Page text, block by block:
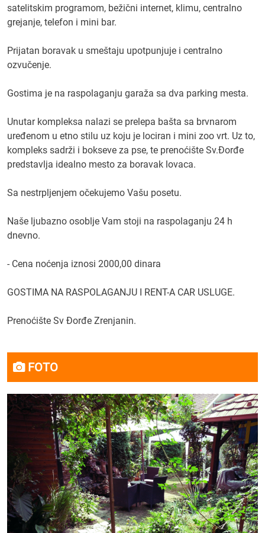
satelitskim programom, bežični internet, klimu, centralno
grejanje, telefon i mini bar.
Prijatan boravak u smeštaju upotpunjuje i centralno
ozvučenje.
Gostima je na raspolaganju garaža sa dva parking mesta.
Unutar kompleksa nalazi se prelepa bašta sa brvnarom
uređenom u etno stilu uz koju je lociran i mini zoo vrt. Uz to,
kompleks sadrži i bokseve za pse, te prenoćište Sv.Đorđe
predstavlja idealno mesto za boravak lovaca.
Sa nestrpljenjem očekujemo Vašu posetu.
Naše ljubazno osoblje Vam stoji na raspolaganju 24 h
dnevno.
- Cena noćenja iznosi 2000,00 dinara
GOSTIMA NA RASPOLAGANJU I RENT-A CAR USLUGE.
Prenoćište Sv Đorđe Zrenjanin.
FOTO